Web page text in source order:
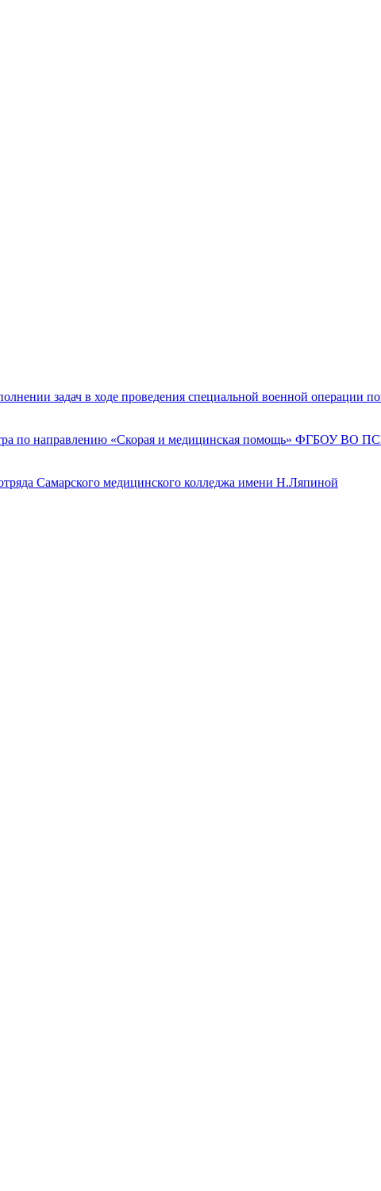
задач в ходе проведения специальной военной операции
по направлению «Скорая и медицинская помощь» ФГБОУ
Самарского медицинского колледжа имени Н.Ляпиной